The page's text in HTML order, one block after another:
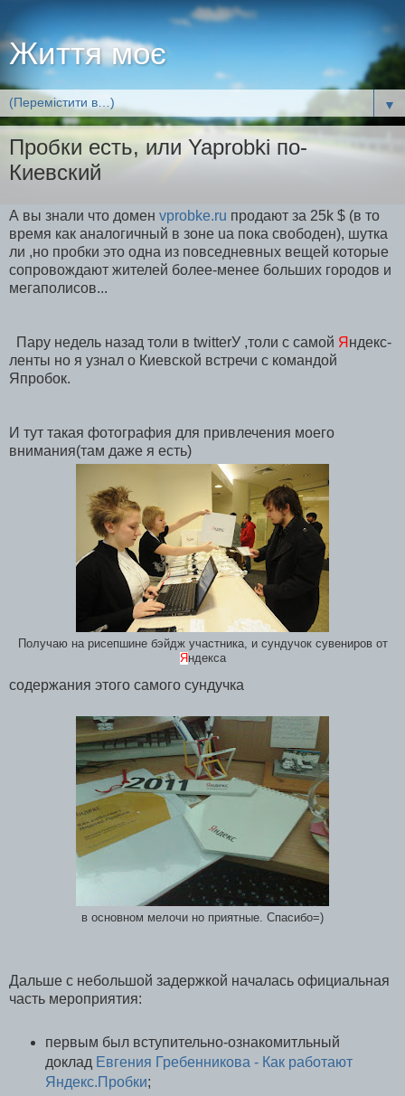
Життя моє
▼
Пробки есть, или Yaprobki по-
Киевский
А вы знали что домен vprobke.ru продают за 25k $ (в то
время как аналогичный в зоне ua пока свободен), шутка
ли ,но пробки это одна из повседневных вещей которые
сопровождают жителей более-менее больших городов и
мегаполисов...
Пару недель назад толи в twitterУ ,толи с самой Я ндекс-
ленты но я узнал о Киевской встречи с командой
Япробок.
И тут такая фотография для привлечения моего
внимания(там даже я есть)
Получаю на рисепшине бэйдж участника, и сундучок сувениров от
Яндекса
содержания этого самого сундучка
в основном мелочи но приятные. Спасибо=)
Дальше с небольшой задержкой началась официальная
часть мероприятия:
первым был вступительно-ознакомитльный
докладЕвгения Гребенникова - Как работают
Яндекс.Пробки;